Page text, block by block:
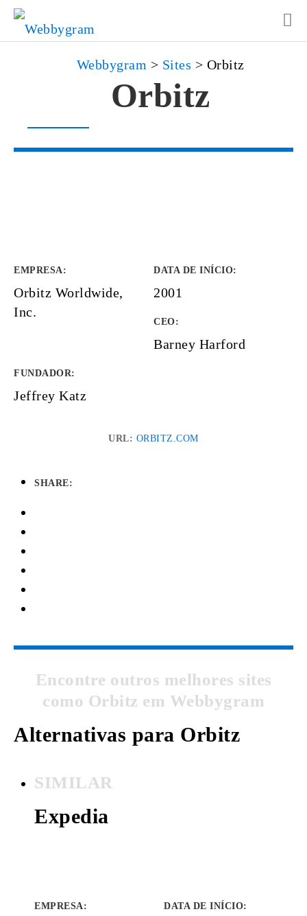
Webbygram > Sites > Orbitz
Orbitz
EMPRESA:
Orbitz Worldwide,
Inc.
DATA DE INÍCIO:
2001
CEO:
Barney Harford
FUNDADOR:
Jeffrey Katz
URL: ORBITZ.COM
SHARE:
Encontre outros melhores sites
como Orbitz em Webbygram
Alternativas para Orbitz
SIMILAR
Expedia
EMPRESA: DATA DE INÍCIO: